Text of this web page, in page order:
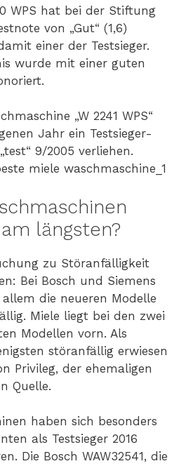
WPS hat bei der Stiftung
von „Gut“ (1,6)
einer der Testsieger.
wurde mit einer guten
„W 2241 WPS“
Jahr ein Testsieger-
9/2005 verliehen.
längsten?
zu Störanfälligkeit
Bei Bosch und Siemens
die neueren Modelle
Miele liegt bei den zwei
Modellen vorn. Als
störanfällig erwiesen
Privileg, der ehemaligen
Quelle.
haben sich besonders
als Testsieger 2016
Die Bosch WAW32541, die